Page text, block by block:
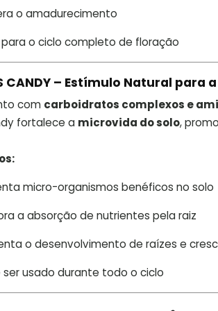
o amadurecimento
para o ciclo completo de floração
CANDY – Estímulo Natural para
com carboidratos complexos e
fortalece a microvida do solo,
micro-organismos benéficos no solo
a absorção de nutrientes pela raiz
o desenvolvimento de raízes e
ser usado durante todo o ciclo